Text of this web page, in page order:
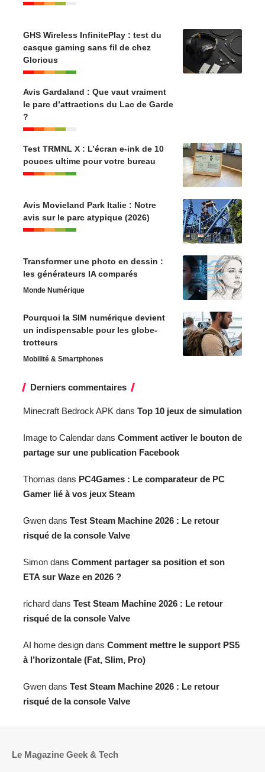
GHS Wireless InfinitePlay : test du
casque gaming sans fil de chez
Glorious
Avis Gardaland : Que vaut vraiment
le parc d’attractions du Lac de Garde
?
Test TRMNL X : L’écran e-ink de 10
pouces ultime pour votre bureau
Avis Movieland Park Italie : Notre
avis sur le parc atypique (2026)
Transformer une photo en dessin :
les générateurs IA comparés
Monde Numérique
Pourquoi la SIM numérique devient
un indispensable pour les globe-
trotteurs
Mobilité & Smartphones
Derniers commentaires
Minecraft Bedrock APK dans Top 10 jeux de simulation
Image to Calendar dans Comment activer le bouton de
partage sur une publication Facebook
Thomas dans PC4Games : Le comparateur de PC
Gamer lié à vos jeux Steam
Gwen dans Test Steam Machine 2026 : Le retour
risqué de la console Valve
Simon dans Comment partager sa position et son
ETA sur Waze en 2026 ?
richard dans Test Steam Machine 2026 : Le retour
risqué de la console Valve
AI home design dans Comment mettre le support PS5
à l’horizontale (Fat, Slim, Pro)
Gwen dans Test Steam Machine 2026 : Le retour
risqué de la console Valve
Le Magazine Geek & Tech